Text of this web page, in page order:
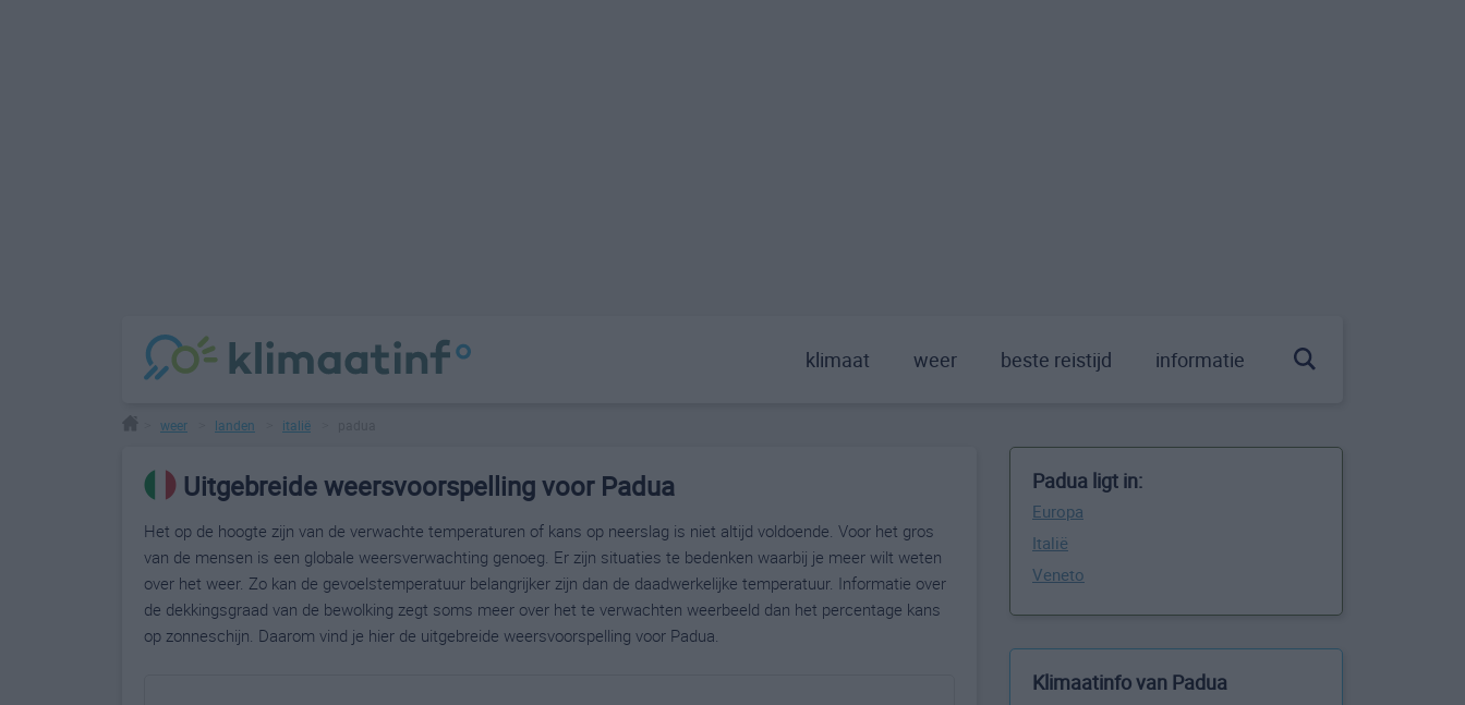
klimaat weer beste reistijd informatie
weer landen italië
Uitgebreide weersvoorspelling voor Padua
Het op de hoogte zijn van de verwachte temperaturen of kans op neerslag is niet altijd voldoende. Voor het gros
van de mensen is een globale weersverwachting genoeg. Er zijn situaties te bedenken waarbij je meer wilt weten
over het weer. Zo kan de gevoelstemperatuur belangrijker zijn dan de daadwerkelijke temperatuur. Informatie over
de dekkingsgraad van de bewolking zegt soms meer over het te verwachten weerbeeld dan het percentage kans
op zonneschijn. Daarom vind je hier de uitgebreide weersvoorspelling voor Padua.
Padua ligt in:
Europa
Italië
Veneto
Klimaatinfo van Padua